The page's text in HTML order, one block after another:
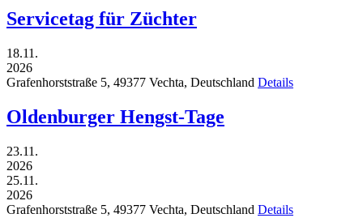
Servicetag für Züchter
18.11.
2026
Grafenhorststraße 5, 49377 Vechta, Deutschland Details
Oldenburger Hengst-Tage
23.11.
2026
25.11.
2026
Grafenhorststraße 5, 49377 Vechta, Deutschland Details